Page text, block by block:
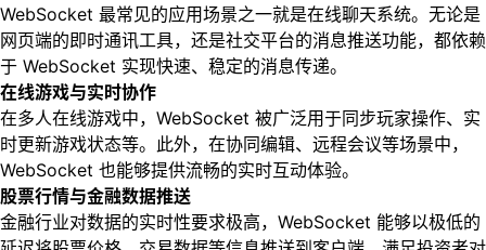
WebSocket 最常见的应用场景之一就是在线聊天系统。无论是
网页端的即时通讯工具，还是社交平台的消息推送功能，都依赖
于 WebSocket 实现快速、稳定的消息传递。
在线游戏与实时协作
在多人在线游戏中，WebSocket 被广泛用于同步玩家操作、实
时更新游戏状态等。此外，在协同编辑、远程会议等场景中，
WebSocket 也能够提供流畅的实时互动体验。
股票行情与金融数据推送
金融行业对数据的实时性要求极高，WebSocket 能够以极低的